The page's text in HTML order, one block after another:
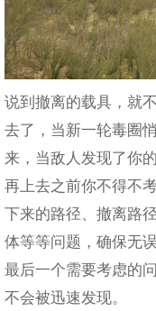
说到撤离的载具，就
去了，当新一轮毒圈
来，当敌人发现了你
再上去之前你不得不
下来的路径、撤离路
体等等问题，确保无
最后一个需要考虑的
不会被迅速发现。